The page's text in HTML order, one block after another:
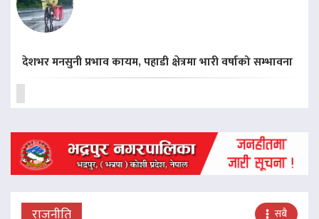
देशभर मनसुनी प्रभाव कायम, पहाडी क्षेत्रमा भारी वर्षाको सम्भावना
राजनीति सबै